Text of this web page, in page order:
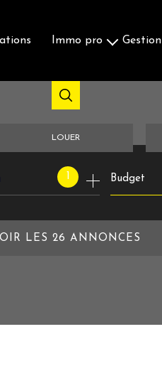
immo pro
Locations
gestion
LOUER
à l'année1 Budget
LES 26 ANNONCES